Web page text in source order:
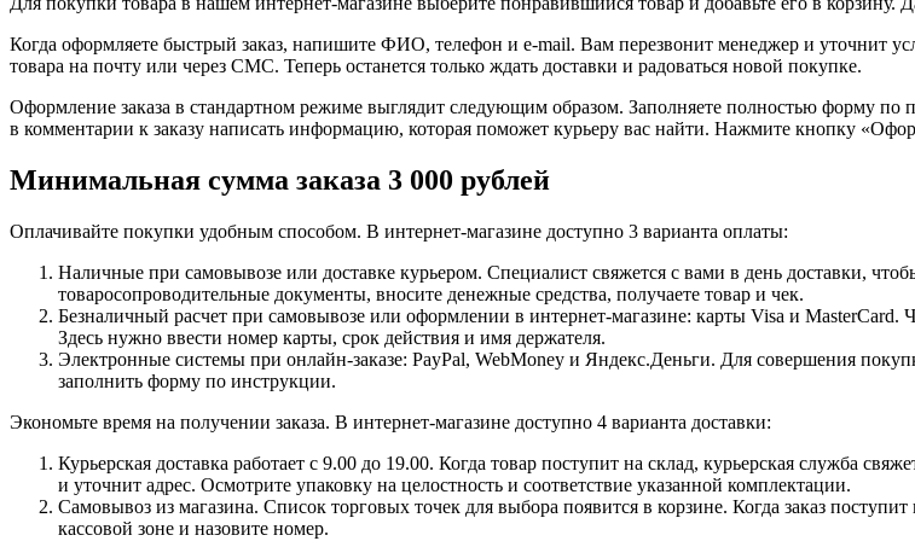
Когда оформляете быстрый заказ, напишите ФИО, телефон и e-mail. Вам перезвонит менеджер и уточнит
товара на почту или через СМС. Теперь останется только ждать доставки и радоваться новой покупке.
Оформление заказа в стандартном режиме выглядит следующим образом. Заполняете полностью форму по
в комментарии к заказу написать информацию, которая поможет курьеру вас найти. Нажмите кнопку
Минимальная сумма заказа 3 000 рублей
Оплачивайте покупки удобным способом. В интернет-магазине доступно 3 варианта оплаты:
Наличные при самовывозе или доставке курьером. Специалист свяжется с вами в день доставки,
товаросопроводительные документы, вносите денежные средства, получаете товар и чек.
Безналичный расчет при самовывозе или оформлении в интернет-магазине: карты Visa и MasterCard.
Здесь нужно ввести номер карты, срок действия и имя держателя.
Электронные системы при онлайн-заказе: PayPal, WebMoney и Яндекс.Деньги. Для совершения
заполнить форму по инструкции.
Экономьте время на получении заказа. В интернет-магазине доступно 4 варианта доставки:
Курьерская доставка работает с 9.00 до 19.00. Когда товар поступит на склад, курьерская служба
и уточнит адрес. Осмотрите упаковку на целостность и соответствие указанной комплектации.
Самовывоз из магазина. Список торговых точек для выбора появится в корзине. Когда заказ
кассовой зоне и назовите номер.